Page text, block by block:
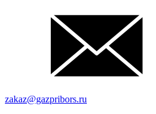
zakaz@gazpribors.ru